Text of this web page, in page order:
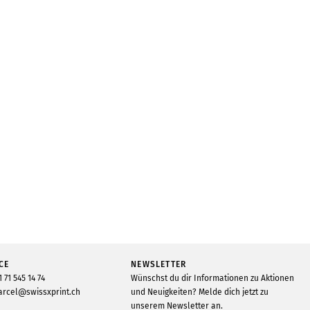
71 545 14 74
NEWSLETTER
Wünschst du dir Informationen zu Aktionen
und Neuigkeiten? Melde dich jetzt zu
unserem Newsletter an.